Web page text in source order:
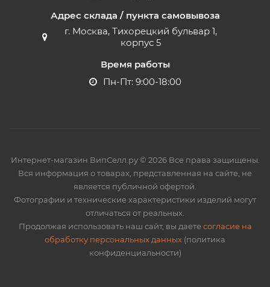
Адрес склада / пункта самовывоза
г. Москва, Тихорецкий бульвар 1,
корпус 5
Время работы
Пн-Пт: 9:00-18:00
Интернет-магазин ВипСелл.ру © 2026 Все права защищены.
Вся информация о товарах, представленная на сайте, не
является публичной офертой.
Фотографии и технические характеристики изделий могут
отличаться от реальных.
Продолжая использовать наш сайт, вы даетесогласие на
обработку персональных данных (политика
конфиденциальности)